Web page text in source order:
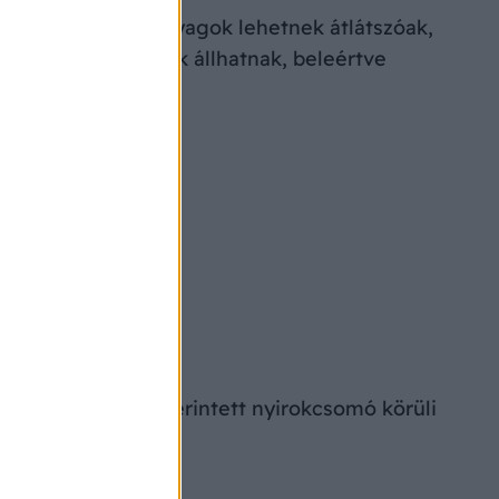
Ezek a hólyagok lehetnek átlátszóak,
különböző okok állhatnak, beleértve
esetén pedig az érintett nyirokcsomó körüli